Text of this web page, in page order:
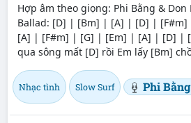
Hợp âm theo giọng: Phi Bằng &
Ballad: [D] | [Bm] | [A] | [D] |
[A] | [F#m] | [G] | [Em] | [A] | [D] |
qua sông mất [D] rồi Em lấy [Bm]
Nhạc tình Slow Surf Phi Bằng